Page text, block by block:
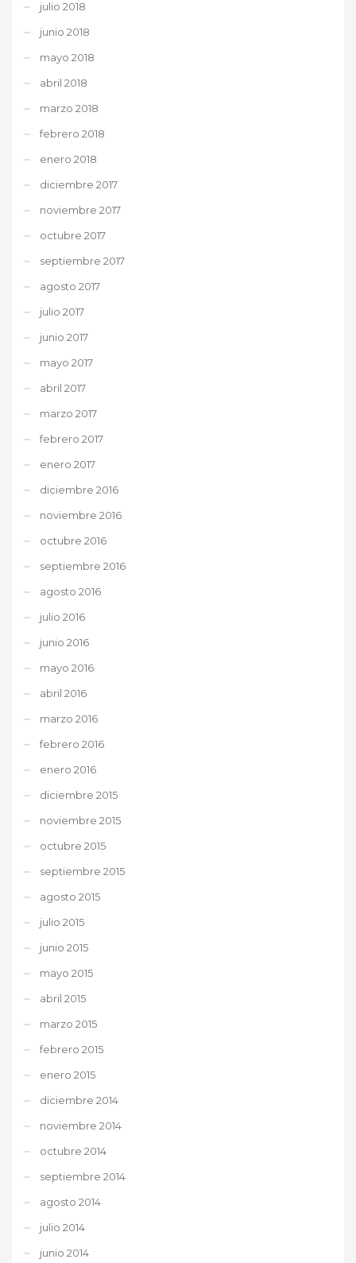
julio 2018
junio 2018
mayo 2018
abril 2018
marzo 2018
febrero 2018
enero 2018
diciembre 2017
noviembre 2017
octubre 2017
septiembre 2017
agosto 2017
julio 2017
junio 2017
mayo 2017
abril 2017
marzo 2017
febrero 2017
enero 2017
diciembre 2016
noviembre 2016
octubre 2016
septiembre 2016
agosto 2016
julio 2016
junio 2016
mayo 2016
abril 2016
marzo 2016
febrero 2016
enero 2016
diciembre 2015
noviembre 2015
octubre 2015
septiembre 2015
agosto 2015
julio 2015
junio 2015
mayo 2015
abril 2015
marzo 2015
febrero 2015
enero 2015
diciembre 2014
noviembre 2014
octubre 2014
septiembre 2014
agosto 2014
julio 2014
junio 2014